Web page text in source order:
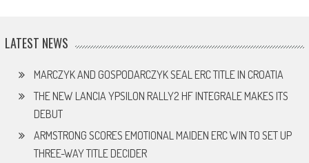
LATEST NEWS
MARCZYK AND GOSPODARCZYK SEAL ERC TITLE IN CROATIA
THE NEW LANCIA YPSILON RALLY2 HF INTEGRALE MAKES ITS
DEBUT
ARMSTRONG SCORES EMOTIONAL MAIDEN ERC WIN TO SET UP
THREE-WAY TITLE DECIDER